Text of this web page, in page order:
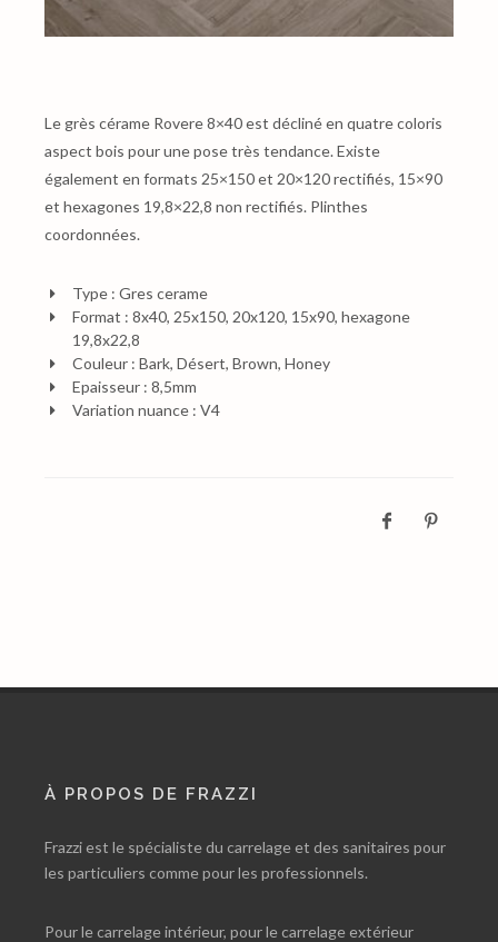
Le grès cérame Rovere 8×40 est décliné en quatre coloris
aspect bois pour une pose très tendance. Existe
également en formats 25×150 et 20×120 rectifiés, 15×90
et hexagones 19,8×22,8 non rectifiés. Plinthes
coordonnées.
Type : Gres cerame
Format : 8x40, 25x150, 20x120, 15x90, hexagone
19,8x22,8
Couleur : Bark, Désert, Brown, Honey
Epaisseur : 8,5mm
Variation nuance : V4
À PROPOS DE FRAZZI
Frazzi est le spécialiste du carrelage et des sanitaires pour
les particuliers comme pour les professionnels.
Pour le carrelage intérieur, pour le carrelage extérieur